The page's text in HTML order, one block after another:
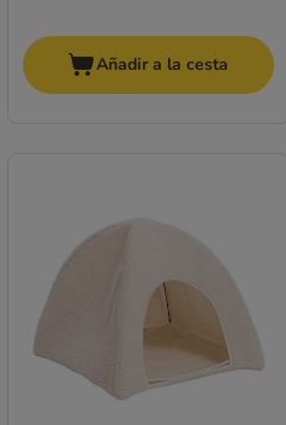
Añadir a la cesta